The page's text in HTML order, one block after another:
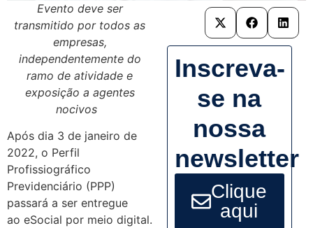
Evento deve ser
transmitido por todos as
empresas,
independentemente do
ramo de atividade e
exposição a agentes
nocivos
Após dia 3 de janeiro de
2022, o Perfil
Profissiográfico
Previdenciário (PPP)
passará a ser entregue
ao eSocial por meio digital.
Inscreva-
se na
nossa
newsletter
Clique
aqui